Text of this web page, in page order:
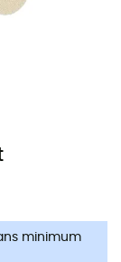
minimum